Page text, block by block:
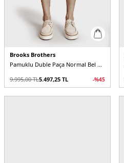
Brooks Brothers
Pamuklu Duble Paça Normal Bel Bermuda Erkek Şort
9.995,00TL5.497,25 TL -%45